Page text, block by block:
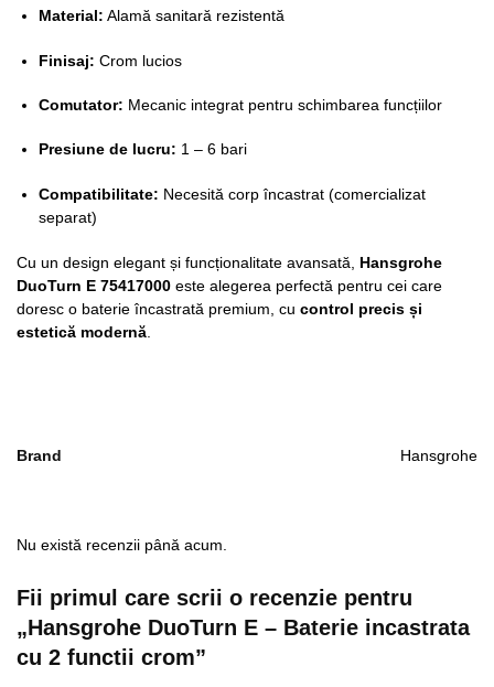
Material: Alamă sanitară rezistentă
Finisaj: Crom lucios
Comutator: Mecanic integrat pentru schimbarea funcțiilor
Presiune de lucru: 1 – 6 bari
Compatibilitate: Necesită corp încastrat (comercializat
separat)
Cu un design elegant și funcționalitate avansată, Hansgrohe
DuoTurn E 75417000 este alegerea perfectă pentru cei care
doresc o baterie încastrată premium, cu control precis și
estetică modernă
Brand Hansgrohe
Nu există recenzii până acum.
Fii primul care scrii o recenzie pentru
„Hansgrohe DuoTurn E – Baterie incastrata
cu 2 functii crom”